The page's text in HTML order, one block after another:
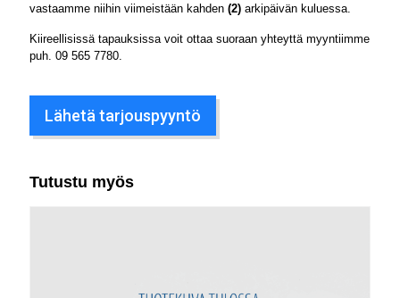
vastaamme niihin viimeistään kahden (2) arkipäivän kuluessa.
Kiireellisissä tapauksissa voit ottaa suoraan yhteyttä myyntiimme
puh. 09 565 7780
Lähetä tarjouspyyntö
Tutustu myös